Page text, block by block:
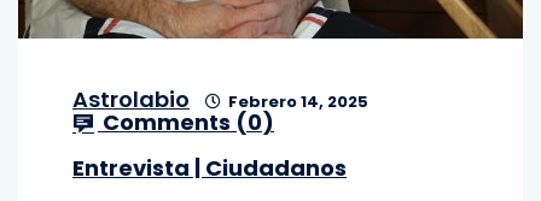
Astrolabio Febrero 14, 2025
Comments (0)
Entrevista | Ciudadanos